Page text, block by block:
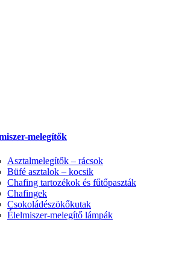
melegítők
Asztalmelegítők – rácsok
Büfé asztalok – kocsik
Chafing tartozékok és fűtőpaszták
Chafingek
Csokoládészökőkutak
Élelmiszer-melegítő lámpák